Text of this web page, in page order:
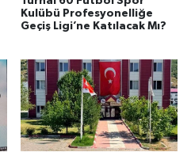
Kulübü Profesyonelliğe
Geçiş Ligi’ne Katılacak Mı?